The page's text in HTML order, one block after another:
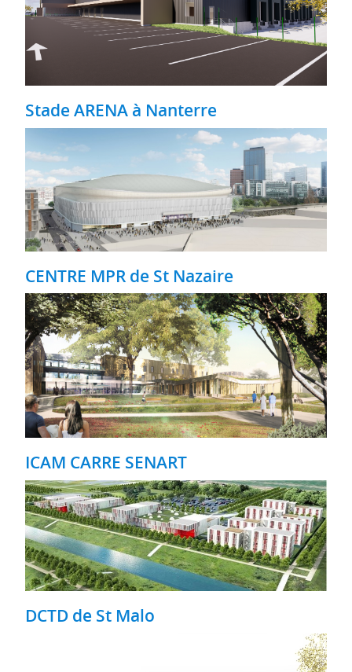
Stade ARENA à Nanterre
CENTRE MPR de St Nazaire
ICAM CARRE SENART
DCTD de St Malo